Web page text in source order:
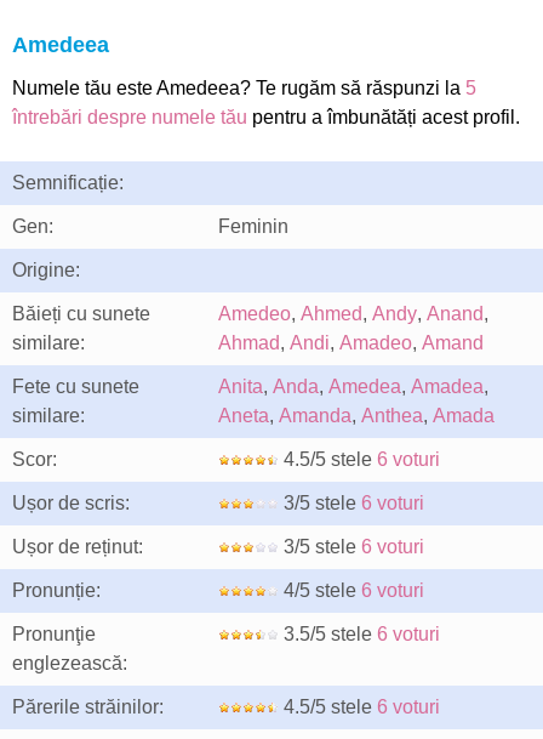
Amedeea
Numele tău este Amedeea? Te rugăm să răspunzi la 5
întrebări despre numele tău pentru a îmbunătăți acest profil.
Semnificație:
Gen: Feminin
Origine:
Băieți cu sunete
similare:
Amedeo, Ahmed, Andy, Anand,
Ahmad, Andi, Amadeo, Amand
Fete cu sunete
similare:
Anita, Anda, Amedea, Amadea,
Aneta, Amanda, Anthea, Amada
Scor: 4.5/5 stele 6 voturi
Ușor de scris: 3/5 stele 6 voturi
Ușor de reținut: 3/5 stele 6 voturi
Pronunție: 4/5 stele 6 voturi
Pronunţie
englezească:
3.5/5 stele 6 voturi
Părerile străinilor: 4.5/5 stele 6 voturi